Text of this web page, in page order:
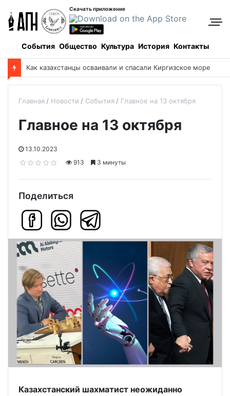
Скачать приложение
События Общество Культура История Контакты
Как казахстанцы осваивали и спасали Киргизское море
Главная Новости События Главное на 13 октября
Главное на 13 октября
13.10.2023
913
3 минуты
Поделиться
Казахстанский шахматист неожиданно